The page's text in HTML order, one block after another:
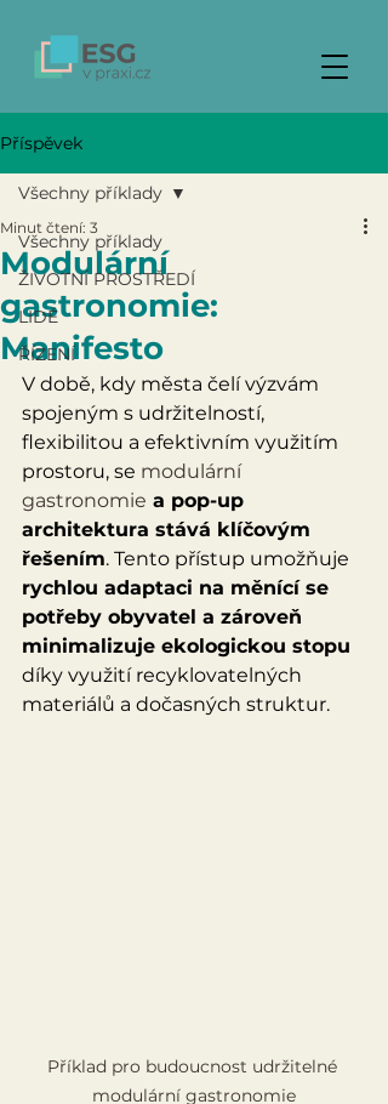
Příspěvek
Všechny příklady
ŽIVOTNÍ PROSTŘEDÍ
LIDÉ
ŘÍZENÍ
Všechny příklady
Modulární
gastronomie:
Manifesto
Minut čtení: 3
V době, kdy města čelí výzvám
spojeným s udržitelností,
flexibilitou a efektivním využitím
prostoru, se modulární
gastronomie a pop-up
architektura stává klíčovým
řešením. Tento přístup umožňuje
rychlou adaptaci na měnící se
potřeby obyvatel a zároveň
minimalizuje ekologickou stopu
díky využití recyklovatelných
materiálů a dočasných struktur.
Příklad pro budoucnost udržitelné
modulární gastronomie